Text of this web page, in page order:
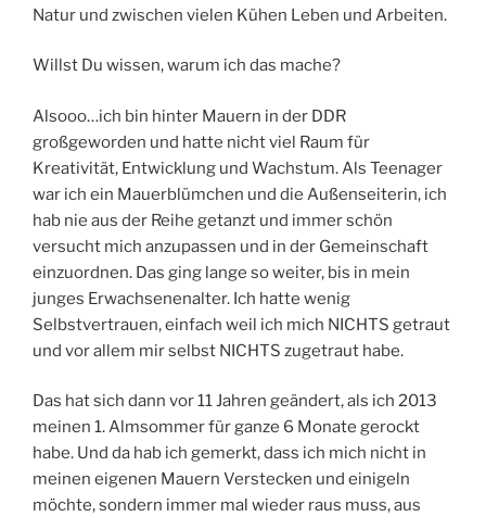
Natur und zwischen vielen Kühen Leben und Arbeiten.
Willst Du wissen, warum ich das mache?
Alsooo…ich bin hinter Mauern in der DDR
großgeworden und hatte nicht viel Raum für
Kreativität, Entwicklung und Wachstum. Als Teenager
war ich ein Mauerblümchen und die Außenseiterin, ich
hab nie aus der Reihe getanzt und immer schön
versucht mich anzupassen und in der Gemeinschaft
einzuordnen. Das ging lange so weiter, bis in mein
junges Erwachsenenalter. Ich hatte wenig
Selbstvertrauen, einfach weil ich mich NICHTS getraut
und vor allem mir selbst NICHTS zugetraut habe.
Das hat sich dann vor 11 Jahren geändert, als ich 2013
meinen 1. Almsommer für ganze 6 Monate gerockt
habe. Und da hab ich gemerkt, dass ich mich nicht in
meinen eigenen Mauern Verstecken und einigeln
möchte, sondern immer mal wieder raus muss, aus